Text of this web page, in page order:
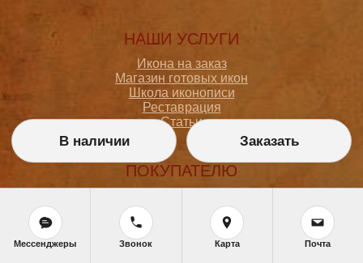
НАШИ УСЛУГИ
Икона на заказ
Магазин готовых икон
Школа иконописи
Реставрация
Статьи
ПОКУПАТЕЛЮ
Как сделать заказ
Доставка и оплата
Политика конфиденциальности
В наличии Заказать
Мессенджеры Звонок Карта Почта